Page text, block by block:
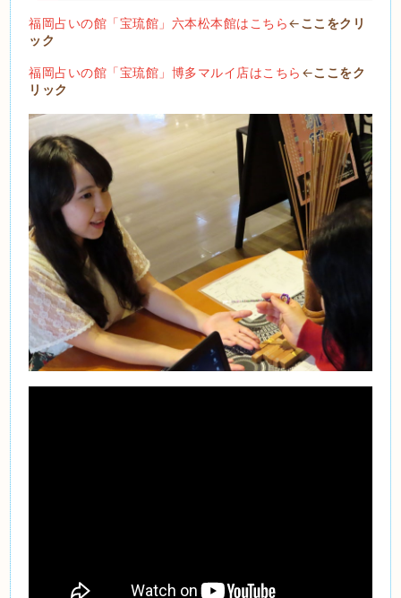
福岡占いの館「宝琉館」六本松本館はこちら←ここをクリ
ック
福岡占いの館「宝琉館」博多マルイ店はこちら ←ここをク
リック